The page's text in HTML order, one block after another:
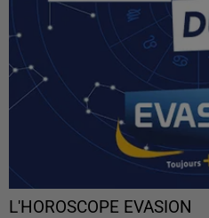
L'HOROSCOPE EVASION